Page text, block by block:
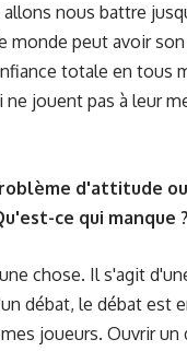
nous battre
monde peut avoir son
totale en tous
jouent pas à leur
d'attitude
ce qui manque ?
chose. Il s'agit
débat, le débat est
joueurs. Ouvrir un